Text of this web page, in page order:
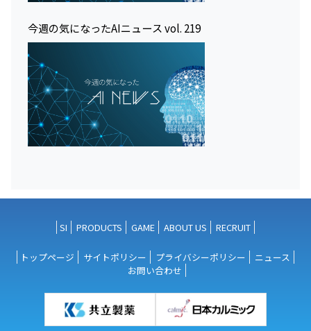
今週の気になったAIニュース vol. 219
SI PRODUCTS GAME ABOUT US RECRUIT
トップページ サイトポリシー プライバシーポリシー
ニュース
お問い合わせ